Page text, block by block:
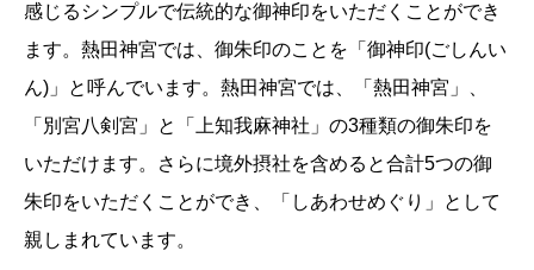
感じるシンプルで伝統的な御神印をいただくことができ
ます。熱田神宮では、御朱印のことを「御神印(ごしんい
ん)」と呼んでいます。熱田神宮では、「熱田神宮」、
「別宮八剣宮」と「上知我麻神社」の3種類の御朱印を
いただけます。さらに境外摂社を含めると合計5つの御
朱印をいただくことができ、「しあわせめぐり」として
親しまれています。